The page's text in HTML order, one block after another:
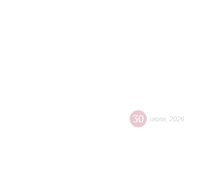
30 июля 2026